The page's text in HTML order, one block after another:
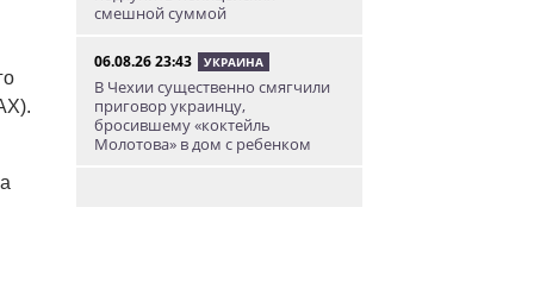
смешной суммой
06.08.26 23:43 УКРАИНА
В Чехии существенно смягчили
приговор украинцу,
бросившему «коктейль
Молотова» в дом с ребенком